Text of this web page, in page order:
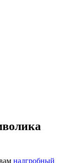
надгробный